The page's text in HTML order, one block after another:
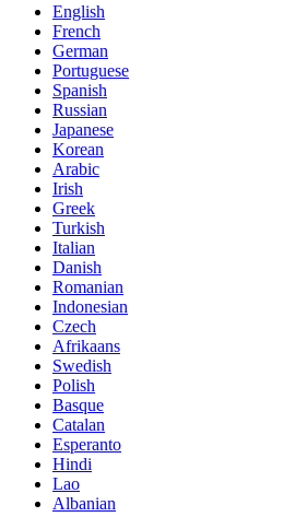
English
French
German
Portuguese
Spanish
Russian
Japanese
Korean
Arabic
Irish
Greek
Turkish
Italian
Danish
Romanian
Indonesian
Czech
Afrikaans
Swedish
Polish
Basque
Catalan
Esperanto
Hindi
Lao
Albanian